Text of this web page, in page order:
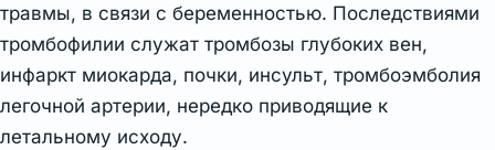
травмы, в связи с беременностью. Последствиями
тромбофилии служат тромбозы глубоких вен,
инфаркт миокарда, почки, инсульт, тромбоэмболия
легочной артерии, нередко приводящие к
летальному исходу.